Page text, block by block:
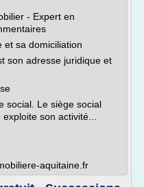
- Expert en
et sa domiciliation
son adresse juridique et
social. Le siège social
son activité...
aquitaine.fr